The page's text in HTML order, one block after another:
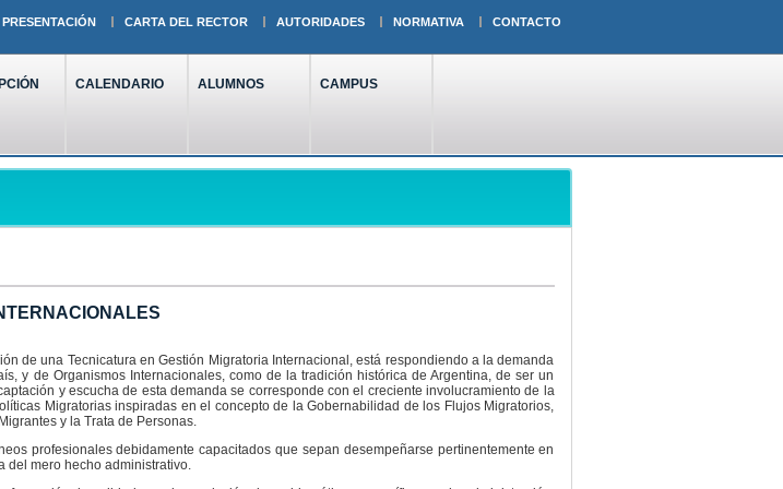
PRESENTACIÓN CARTA DEL RECTOR AUTORIDADES NORMATIVA CONTACTO
CALENDARIO ALUMNOS CAMPUS
de una Tecnicatura en Gestión Migratoria Internacional, está respondiendo a la demanda
y de Organismos Internacionales, como de la tradición histórica de Argentina, de ser un
y escucha de esta demanda se corresponde con el creciente involucramiento de la
Migratorias inspiradas en el concepto de la Gobernabilidad de los Flujos Migratorios,
y la Trata de Personas.
profesionales debidamente capacitados que sepan desempeñarse pertinentemente en
del mero hecho administrativo.